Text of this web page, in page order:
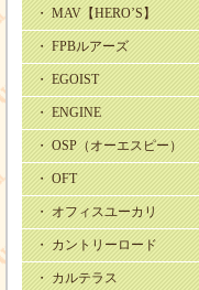
・ MAV【HERO’S】
・ FPBルアーズ
・ EGOIST
・ ENGINE
・ OSP（オーエスピー）
・ OFT
・ オフィスユーカリ
・ カントリーロード
・ カルテラス